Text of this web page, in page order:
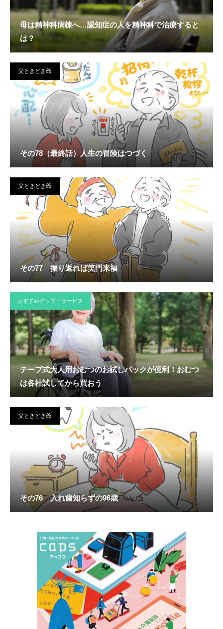
母は精神科病棟へ…認知症の人を精神科で治療すると
は？
父ときどき爺
その78（最終話）人生の冒険はつづく
父ときどき爺
その77 振り返れば笑門来福
おすすめグッズ・サービス
テープ式大人用おむつのお試しパックが便利！おむつ
は各社試してから買おう
父ときどき爺
その76 入れ歯知らずの96歳